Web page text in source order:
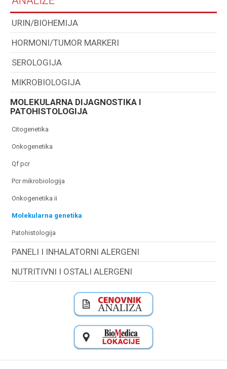
URIN/BIOHEMIJA
HORMONI/TUMOR MARKERI
SEROLOGIJA
MIKROBIOLOGIJA
MOLEKULARNA DIJAGNOSTIKA I
PATOHISTOLOGIJA
citogenetika
onkogenetika
qf pcr
pcr mikrobiologija
onkogenetika ii
molekularna genetika
patohistologija
PANELI I INHALATORNI ALERGENI
NUTRITIVNI I OSTALI ALERGENI